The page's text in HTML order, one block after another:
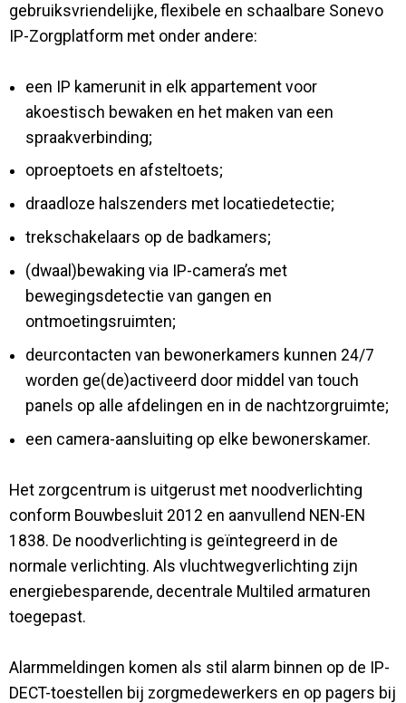
gebruiksvriendelijke, flexibele en schaalbare Sonevo
IP-Zorgplatform met onder andere:
een IP kamerunit in elk appartement voor
akoestisch bewaken en het maken van een
spraakverbinding;
oproeptoets en afsteltoets;
draadloze halszenders met locatiedetectie;
trekschakelaars op de badkamers;
(dwaal)bewaking via IP-camera’s met
bewegingsdetectie van gangen en
ontmoetingsruimten;
deurcontacten van bewonerkamers kunnen 24/7
worden ge(de)activeerd door middel van touch
panels op alle afdelingen en in de nachtzorgruimte;
een camera-aansluiting op elke bewonerskamer.
Het zorgcentrum is uitgerust met noodverlichting
conform Bouwbesluit 2012 en aanvullend NEN-EN
1838. De noodverlichting is geïntegreerd in de
normale verlichting. Als vluchtwegverlichting zijn
energiebesparende, decentrale Multiled armaturen
toegepast.
Alarmmeldingen komen als stil alarm binnen op de IP-
DECT-toestellen bij zorgmedewerkers en op pagers bij